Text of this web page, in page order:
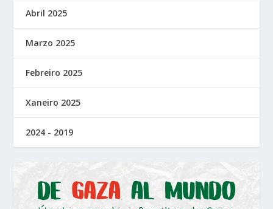
Abril 2025
Marzo 2025
Febreiro 2025
Xaneiro 2025
2024 - 2019